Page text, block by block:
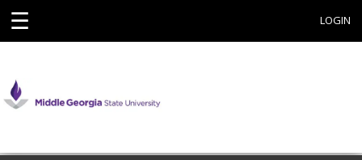
☰ LOGIN